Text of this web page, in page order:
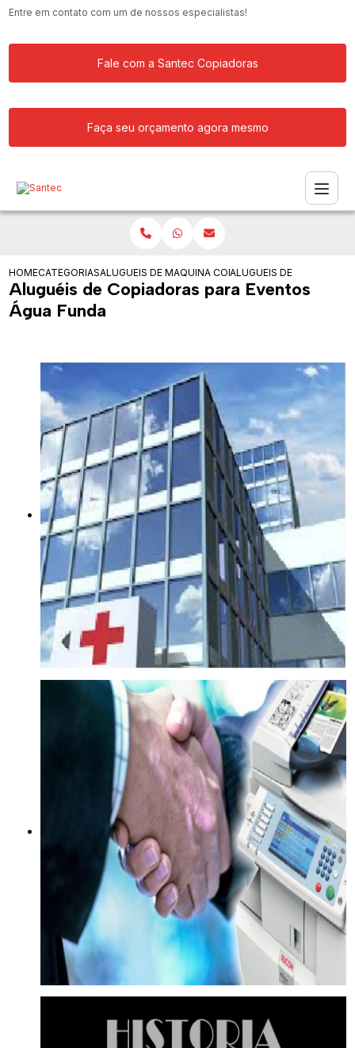
Entre em contato com um de nossos especialistas!
Fale com a Santec Copiadoras
Faça seu orçamento agora mesmo
HOMECATEGORIASALUGUEIS DE COPIADORASMAQUINA COPIADORA PARA ALUGAR
ALUGUEIS DE
Aluguéis de Copiadoras para Eventos
Água Funda